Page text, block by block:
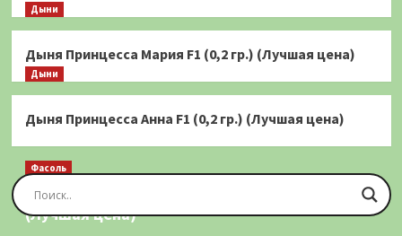
Дыни
Дыня Принцесса Мария F1 (0,2 гр.) (Лучшая цена)
Дыни
Дыня Принцесса Анна F1 (0,2 гр.) (Лучшая цена)
Фасоль
Фасоль Золотая Сакса (спаржевая) 20 шт.
(Лучшая цена)